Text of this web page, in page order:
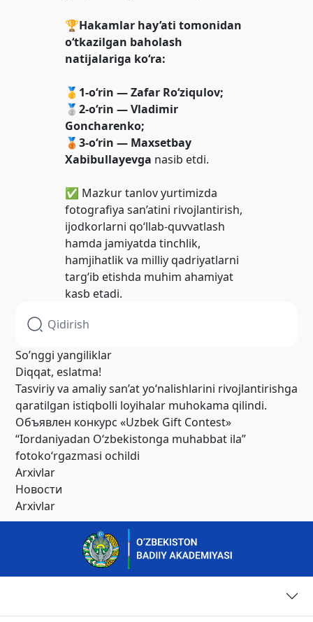
🏆Hakamlar hay’ati tomonidan
o‘tkazilgan baholash
natijalariga ko‘ra:
🥇 1-o‘rin — Zafar Ro‘ziqulov;
🥈2-o‘rin — Vladimir
Goncharenko;
🥉3-o‘rin — Maxsetbay
Xabibullayevga nasib etdi.
✅ Mazkur tanlov yurtimizda
fotografiya san’atini rivojlantirish,
ijodkorlarni qo‘llab-quvvatlash
hamda jamiyatda tinchlik,
hamjihatlik va milliy qadriyatlarni
targ‘ib etishda muhim ahamiyat
kasb etadi.
So’nggi yangiliklar
Diqqat, eslatma!
Tasviriy va amaliy san’at yo‘nalishlarini rivojlantirishga
qaratilgan istiqbolli loyihalar muhokama qilindi.
Объявлен конкурс «Uzbek Gift Contest»
“Iordaniyadan O‘zbekistonga muhabbat ila”
fotoko‘rgazmasi ochildi
Arxivlar
Новости
Arxivlar